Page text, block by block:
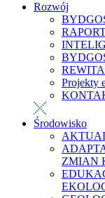
Rozwój
Projekty
Środowisko
ZMIAN